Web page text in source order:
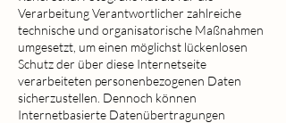
Verarbeitung Verantwortlicher zahlreiche
technische und organisatorische Maßnahmen
umgesetzt, um einen möglichst lückenlosen
Schutz der über diese Internetseite
verarbeiteten personenbezogenen Daten
sicherzustellen. Dennoch können
Internetbasierte Datenübertragungen